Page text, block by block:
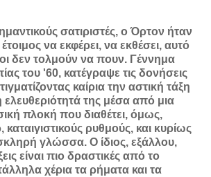
σατιριστές, ο Όρτον ήταν
να εκφέρει, να εκθέσει, αυτό
δεν τολμούν να πουν. Γέννημα
του '60, κατέγραψε τις δονήσεις
καίρια την αστική τάξη
ελευθεριότητά της μέσα από μια
πλοκή που διαθέτει, όμως,
ρυθμούς, και κυρίως
γλώσσα. Ο ίδιος, εξάλλου,
είναι πιο δραστικές από το
χέρια τα ρήματα και τα